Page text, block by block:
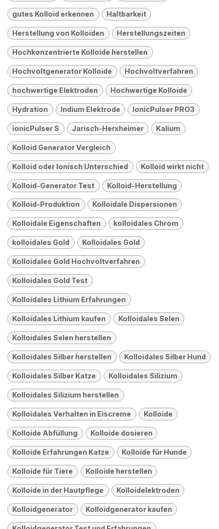
gutes Kolloid erkennen Haltbarkeit
Herstellung von Kolloiden Herstellungszeiten
Hochkonzentrierte Kolloide herstellen
Hochvoltgenerator Kolloide Hochvoltverfahren
hochwertige Elektroden Hochwertige Kolloide
Hydration Indium Elektrode IonicPulser PRO3
ionicPulser S Jarisch-Herxheimer Kalium
Kolloid Generator Vergleich
Kolloid oder Ionisch Unterschied Kolloid wirkt nicht
Kolloid-Generator Test Kolloid-Herstellung
Kolloid-Produktion Kolloidale Dispersionen
Kolloidale Eigenschaften kolloidales Chrom
kolloidales Gold Kolloidales Gold
Kolloidales Gold Hochvoltverfahren
Kolloidales Gold Test
Kolloidales Lithium Erfahrungen
Kolloidales Lithium kaufen Kolloidales Selen
Kolloidales Selen herstellen
Kolloidales Silber herstellen Kolloidales Silber Hund
Kolloidales Silber Katze Kolloidales Silizium
Kolloidales Silizium herstellen
Kolloidales Verhalten in Eiscreme Kolloide
Kolloide Abfüllung Kolloide dosieren
Kolloide Erfahrungen Katze Kolloide für Hunde
Kolloide für Tiere Kolloide herstellen
Kolloide in der Hautpflege Kolloidelektroden
Kolloidgenerator Kolloidgenerator kaufen